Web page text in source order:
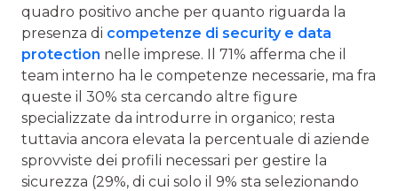
quadro positivo anche per quanto riguarda la
presenza di competenze di security e data
protection nelle imprese. Il 71% afferma che il
team interno ha le competenze necessarie, ma fra
queste il 30% sta cercando altre figure
specializzate da introdurre in organico; resta
tuttavia ancora elevata la percentuale di aziende
sprovviste dei profili necessari per gestire la
sicurezza (29%, di cui solo il 9% sta selezionando